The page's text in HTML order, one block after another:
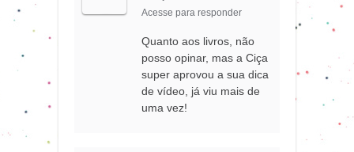
Acesse para responder
Quanto aos livros, não
posso opinar, mas a Ciça
super aprovou a sua dica
de vídeo, já viu mais de
uma vez!